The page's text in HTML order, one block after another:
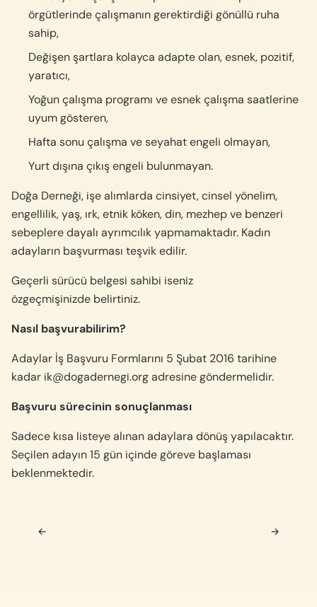
örgütlerinde çalışmanın gerektirdiği gönüllü ruha
sahip,
Değişen şartlara kolayca adapte olan, esnek, pozitif,
yaratıcı,
Yoğun çalışma programı ve esnek çalışma saatlerine
uyum gösteren,
Hafta sonu çalışma ve seyahat engeli olmayan,
Yurt dışına çıkış engeli bulunmayan.
Doğa Derneği, işe alımlarda cinsiyet, cinsel yönelim,
engellilik, yaş, ırk, etnik köken, din, mezhep ve benzeri
sebeplere dayalı ayrımcılık yapmamaktadır. Kadın
adayların başvurması teşvik edilir.
Geçerli sürücü belgesi sahibi iseniz
özgeçmişinizde belirtiniz.
Nasıl başvurabilirim?
Adaylar İş Başvuru Formlarını 5 Şubat 2016 tarihine
kadar ik@dogadernegi.orgadresine göndermelidir.
Başvuru sürecinin sonuçlanması
Sadece kısa listeye alınan adaylara dönüş yapılacaktır.
Seçilen adayın 15 gün içinde göreve başlaması
beklenmektedir.
Navigasyon sonrası
← →